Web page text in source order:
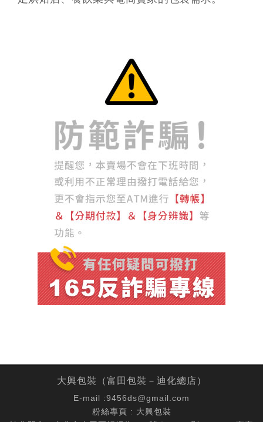
大興包裝（富田包裝－迪化總店）
E-mail :9456ds@gmail.com
粉絲專頁 : 大興包裝